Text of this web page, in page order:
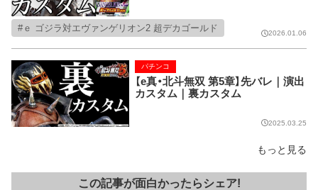
ｅ ゴジラ対エヴァンゲリオン2 超デカゴールド 2026.01.06
【e真・北斗無双 第5章】先バレ｜演出
カスタム｜裏カスタム
パチンコ
2025.03.25
もっと見る
この記事が面白かったらシェア!